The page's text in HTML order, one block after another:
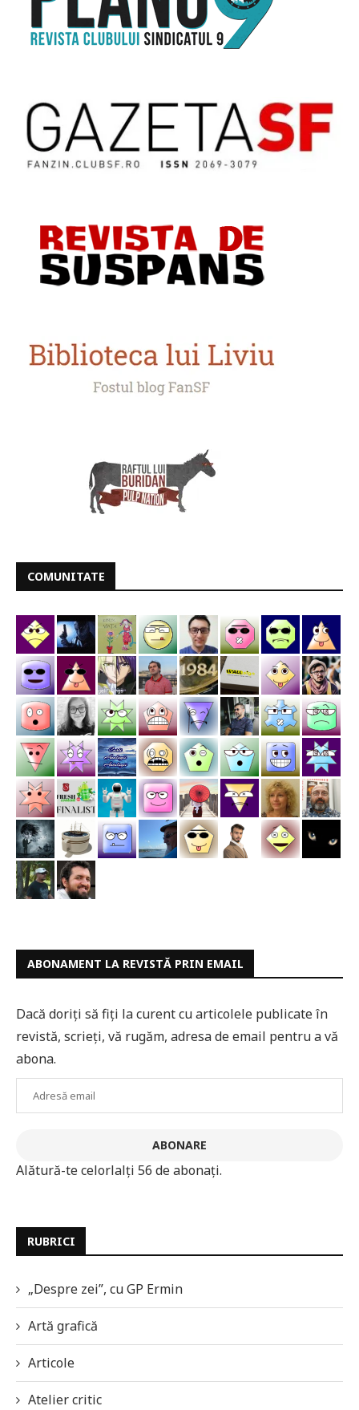
COMUNITATE
ABONAMENT LA REVISTĂ PRIN EMAIL
Dacă doriți să fiți la curent cu articolele publicate în
revistă, scrieți, vă rugăm, adresa de email pentru a vă
abona.
Adresă
ABONARE
Alătură-te celorlalți 56 de abonați.
RUBRICI
„Despre zei”, cu GP Ermin
Artă grafică
Articole
Atelier critic